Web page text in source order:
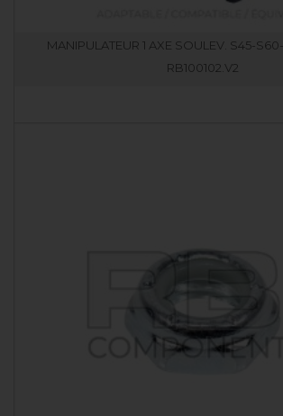
MANIPULATEUR 1 AXE SOULEV. S45-
RB100102.V2